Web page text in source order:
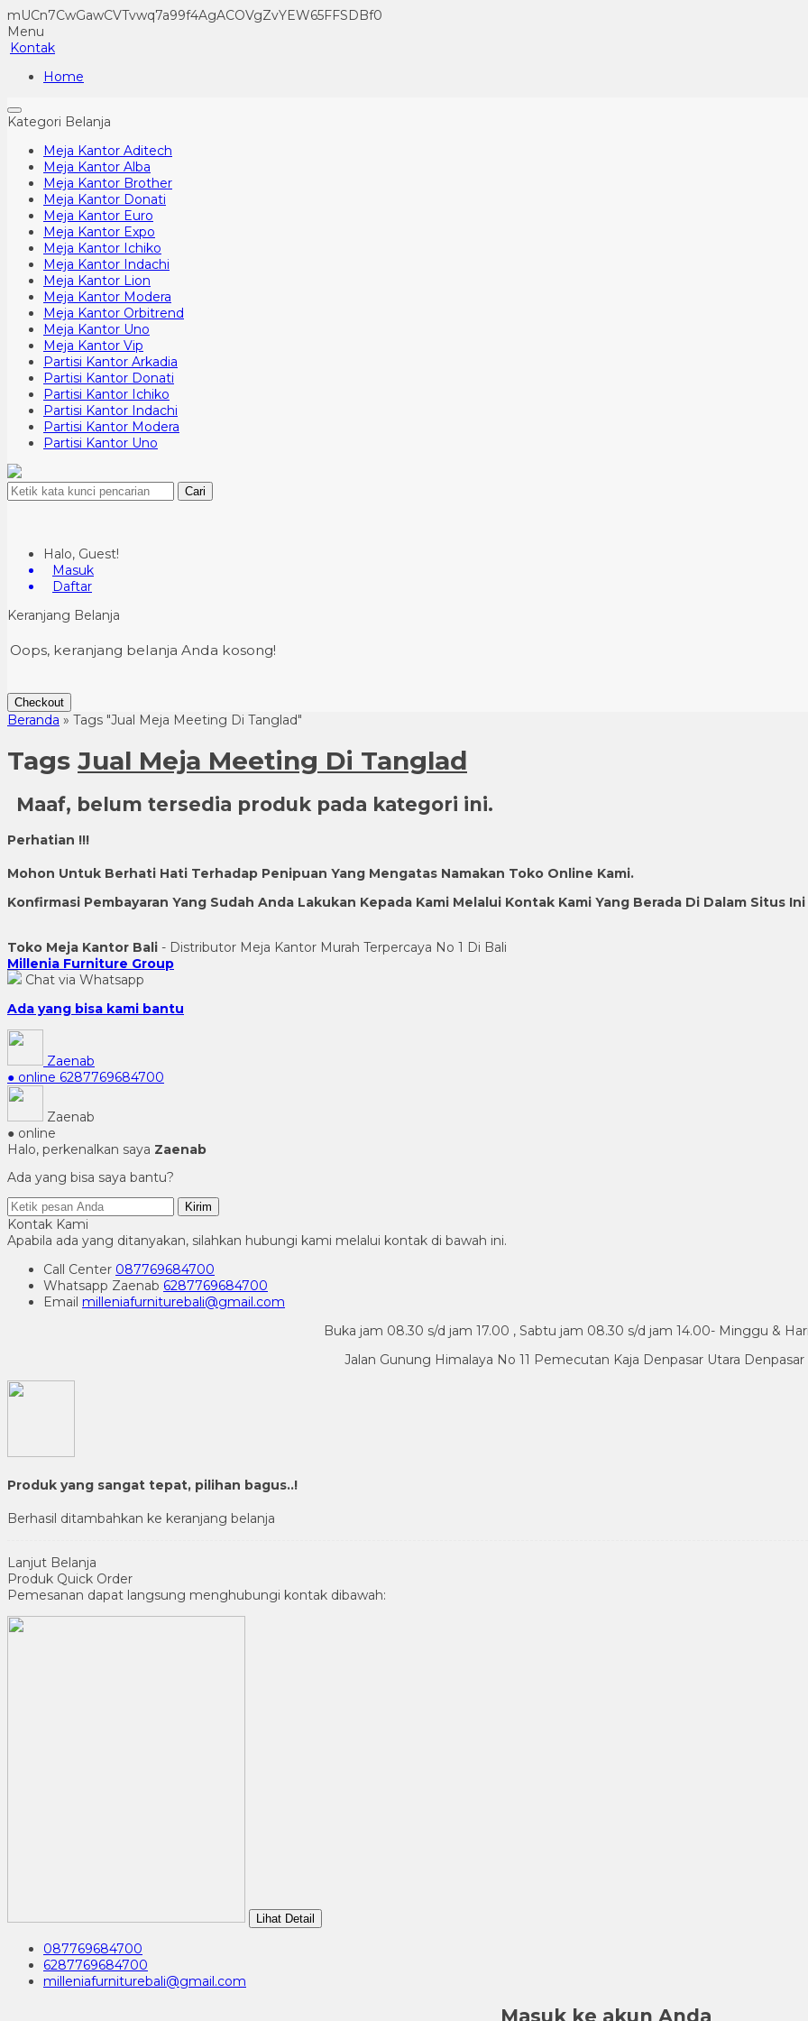
mUCn7CwGawCVTvwq7a99f4AgACOVgZvYEW65FFSDBf0
Menu
Kontak
Home
Kategori Belanja
Meja Kantor Aditech
Meja Kantor Alba
Meja Kantor Brother
Meja Kantor Donati
Meja Kantor Euro
Meja Kantor Expo
Meja Kantor Ichiko
Meja Kantor Indachi
Meja Kantor Lion
Meja Kantor Modera
Meja Kantor Orbitrend
Meja Kantor Uno
Meja Kantor Vip
Partisi Kantor Arkadia
Partisi Kantor Donati
Partisi Kantor Ichiko
Partisi Kantor Indachi
Partisi Kantor Modera
Partisi Kantor Uno
Cari
Halo, Guest!
Masuk
Daftar
Keranjang Belanja
Oops, keranjang belanja Anda kosong!
Checkout
Beranda » Tags "Jual Meja Meeting Di Tanglad"
Tags Jual Meja Meeting Di Tanglad
Maaf, belum tersedia produk pada kategori ini.
Perhatian !!!
Mohon Untuk Berhati Hati Terhadap Penipuan Yang Mengatas Namakan Toko Online Kami.
Konfirmasi Pembayaran Yang Sudah Anda Lakukan Kepada Kami Melalui Kontak Kami Yang Berada Di Dalam Situs Ini
Toko Meja Kantor Bali - Distributor Meja Kantor Murah Terpercaya No 1 Di Bali
Millenia Furniture Group
Chat via Whatsapp
Ada yang bisa kami bantu
Zaenab
● online 6287769684700
Zaenab
● online
Halo, perkenalkan saya Zaenab
Ada yang bisa saya bantu?
Kirim
Kontak Kami
Apabila ada yang ditanyakan, silahkan hubungi kami melalui kontak di bawah ini.
Call Center 087769684700
Whatsapp Zaenab 6287769684700
Email milleniafurniturebali@gmail.com
Buka jam 08.30 s/d jam 17.00 , Sabtu jam 08.30 s/d jam 14.00- Minggu &
Jalan Gunung Himalaya No 11 Pemecutan Kaja Denpasar Utara Denpasar
Produk yang sangat tepat, pilihan bagus..!
Berhasil ditambahkan ke keranjang belanja
Lanjut Belanja
Produk Quick Order
Pemesanan dapat langsung menghubungi kontak dibawah:
Lihat Detail
087769684700
6287769684700
milleniafurniturebali@gmail.com
Masuk ke akun Anda